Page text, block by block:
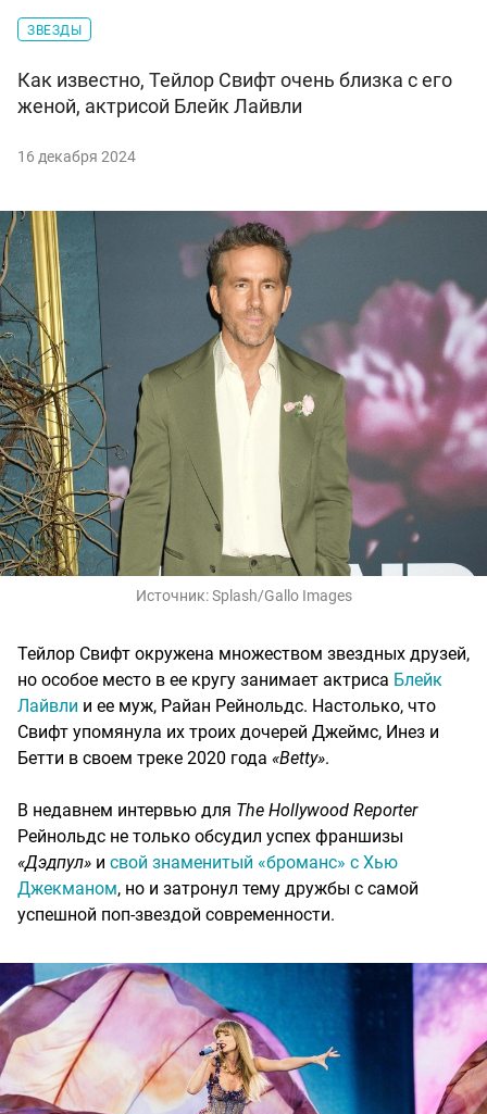
ЗВЕЗДЫ
Как известно, Тейлор Свифт очень близка с его
женой, актрисой Блейк Лайвли
16 декабря 2024
Источник:Splash/Gallo Images
Тейлор Свифт окружена множеством звездных друзей,
но особое место в ее кругу занимает актриса Блейк
Лайвли и ее муж, Райан Рейнольдс. Настолько, что
Свифт упомянула их троих дочерей Джеймс, Инез и
Бетти в своем треке 2020 года «Betty».
В недавнем интервью для The Hollywood Reporter
Рейнольдс не только обсудил успех франшизы
«Дэдпул» и свой знаменитый «броманс» с Хью
Джекманом, но и затронул тему дружбы с самой
успешной поп-звездой современности.